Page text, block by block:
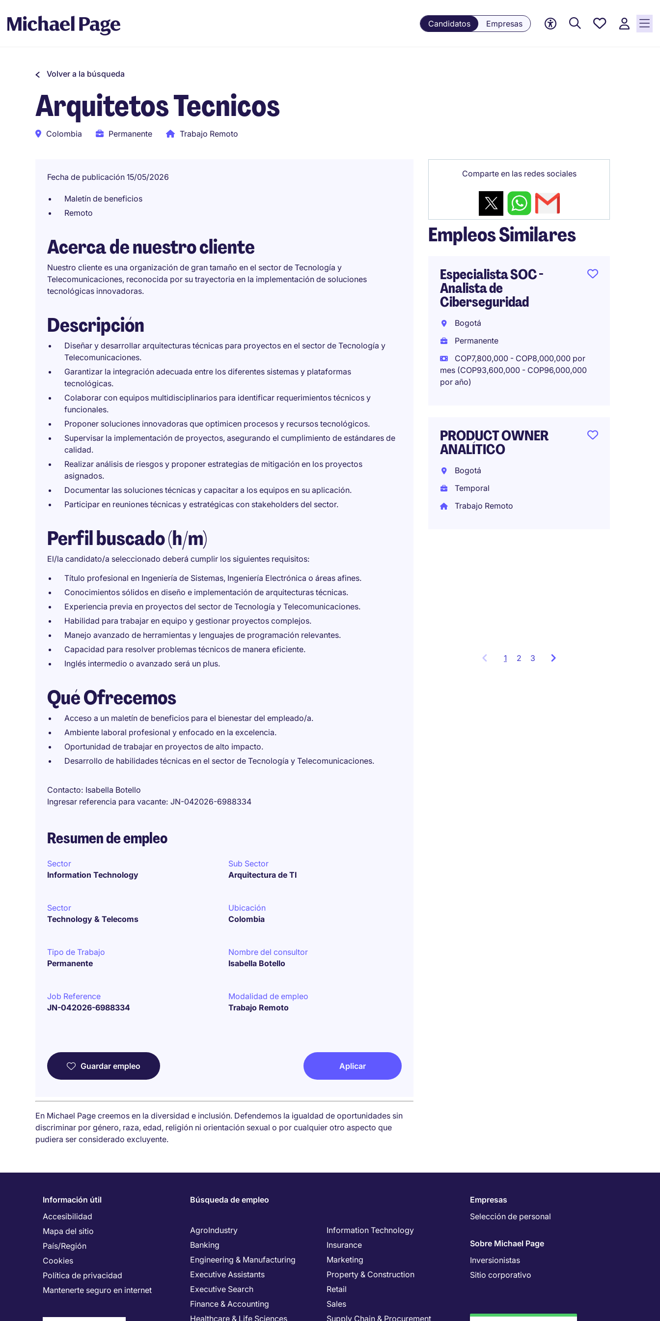
Candidatos Empresas
Empleos
Volver a la búsqueda
Arquitetos Tecnicos
Colombia Permanente Trabajo Remoto
Fecha de publicación 15/05/2026
Maletín de beneficios
Remoto
Acerca de nuestro cliente
Nuestro cliente es una organización de gran tamaño en el sector de Tecnología y
Telecomunicaciones, reconocida por su trayectoria en la implementación de soluciones
tecnológicas innovadoras.
Descripción
Diseñar y desarrollar arquitecturas técnicas para proyectos en el sector de Tecnología y
Telecomunicaciones.
Garantizar la integración adecuada entre los diferentes sistemas y plataformas
tecnológicas.
Colaborar con equipos multidisciplinarios para identificar requerimientos técnicos y
funcionales.
Proponer soluciones innovadoras que optimicen procesos y recursos tecnológicos.
Supervisar la implementación de proyectos, asegurando el cumplimiento de estándares de
calidad.
Realizar análisis de riesgos y proponer estrategias de mitigación en los proyectos
asignados.
Documentar las soluciones técnicas y capacitar a los equipos en su aplicación.
Participar en reuniones técnicas y estratégicas con stakeholders del sector.
Perfil buscado (h/m)
El/la candidato/a seleccionado deberá cumplir los siguientes requisitos:
Título profesional en Ingeniería de Sistemas, Ingeniería Electrónica o áreas afines.
Conocimientos sólidos en diseño e implementación de arquitecturas técnicas.
Experiencia previa en proyectos del sector de Tecnología y Telecomunicaciones.
Habilidad para trabajar en equipo y gestionar proyectos complejos.
Manejo avanzado de herramientas y lenguajes de programación relevantes.
Capacidad para resolver problemas técnicos de manera eficiente.
Inglés intermedio o avanzado será un plus.
Qué Ofrecemos
Acceso a un maletín de beneficios para el bienestar del empleado/a.
Ambiente laboral profesional y enfocado en la excelencia.
Oportunidad de trabajar en proyectos de alto impacto.
Desarrollo de habilidades técnicas en el sector de Tecnología y Telecomunicaciones.
Contacto Isabella Botello
Ingresar referencia para vacante JN-042026-6988334
Resumen de empleo
Sector
Information Technology
Sub Sector
Arquitectura de TI
Sector
Technology & Telecoms
Ubicación
Colombia
Tipo de Trabajo
Permanente
Nombre del consultor
Isabella Botello
Job Reference
JN-042026-6988334
Modalidad de empleo
Trabajo Remoto
Guardar empleo Aplicar
En Michael Page creemos en la diversidad e inclusión. Defendemos la igualdad de oportunidades sin
discriminar por género, raza, edad, religión ni orientación sexual o por cualquier otro aspecto que
pudiera ser considerado excluyente.
Comparte en las redes sociales
Empleos Similares
Especialista SOC -
Analista de
Ciberseguridad
Bogotá
Permanente
COP7,800,000 - COP8,000,000 por
mes (COP93,600,000 - COP96,000,000
por año)
PRODUCT OWNER
ANALÍTICO
Bogotá
Temporal
Trabajo Remoto
1 Showing
2 3
Información útil
Accesibilidad
Mapa del sitio
País/Región
Cookies
Política de privacidad
Mantenerte seguro en internet
Búsqueda de empleo
AgroIndustry
Banking
Engineering & Manufacturing
Executive Assistants
Executive Search
Finance & Accounting
Healthcare & Life Sciences
Information Technology
Insurance
Marketing
Property & Construction
Retail
Sales
Supply Chain & Procurement
Empresas
Selección de personal
Sobre Michael Page
Inversionistas
Sitio corporativo